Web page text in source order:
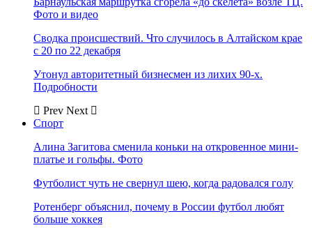
Фото и видео
Сводка происшествий. Что случилось в Алтайском крае
с 20 по 22 декабря
Утонул авторитетный бизнесмен из лихих 90-х.
Подробности
Prev Next
Спорт
Алина Загитова сменила коньки на откровенное мини-
платье и гольфы. Фото
Футболист чуть не свернул шею, когда радовался голу
Ротенберг объяснил, почему в России футбол любят
больше хоккея